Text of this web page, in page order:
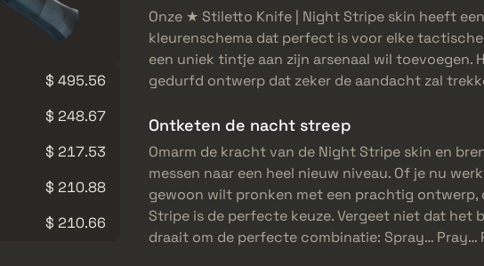
$ 495.56
$ 248.67
$ 217.53
$ 210.88
$ 210.66
Onze ★ Stiletto Knife | Night Stripe skin heeft
kleurenschema dat perfect is voor elke
een uniek tintje aan zijn arsenaal wil toevoegen.
gedurfd ontwerp dat zeker de aandacht zal
Ontketen de nacht streep
Omarm de kracht van de Night Stripe skin en
messen naar een heel nieuw niveau. Of je nu
gewoon wilt pronken met een prachtig ontwerp,
Stripe is de perfecte keuze. Vergeet niet dat het
draait om de perfecte combinatie: Spray… Pray…